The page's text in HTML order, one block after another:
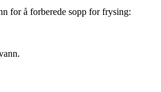
for å forberede sopp for frysing: